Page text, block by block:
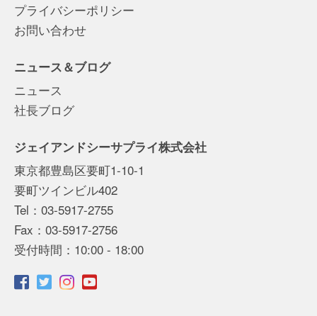
プライバシーポリシー
お問い合わせ
ニュース＆ブログ
ニュース
社長ブログ
ジェイアンドシーサプライ株式会社
東京都豊島区要町1-10-1
要町ツインビル402
Tel：03-5917-2755
Fax：03-5917-2756
受付時間：10:00 - 18:00